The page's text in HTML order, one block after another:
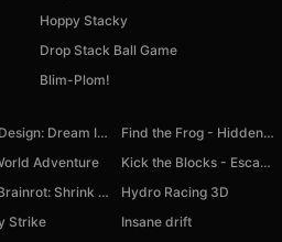
Hoppy Stacky
Drop Stack Ball Game
Blim-Plom!
Room Design: Dream Interior
Find the Frog - Hidden Objects
Adventure
Kick the Blocks - Escape Memes and Collect Mutants
Obby Brainrot: Shrink and Grab Memes!
Hydro Racing 3D
Strike
Insane drift